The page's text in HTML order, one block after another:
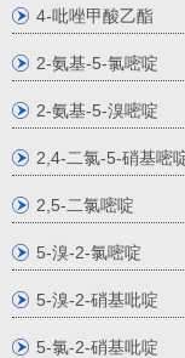
4-吡唑甲酸乙酯
2-氨基-5-氯嘧啶
2-氨基-5-溴嘧啶
2,4-二氯-5-硝基嘧
2,5-二氯嘧啶
5-溴-2-氯嘧啶
5-溴-2-硝基吡啶
5-氯-2-硝基吡啶